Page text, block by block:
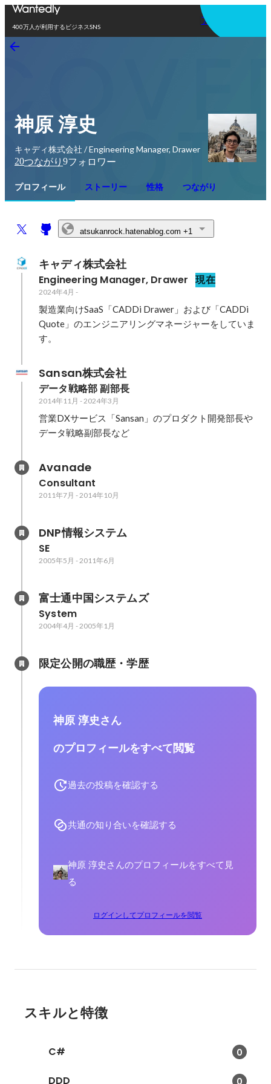
400万人が利用するビジネスSNS
アプリを使う
神原 淳史
キャディ株式会社 / Engineering Manager, Drawer
20つながり 9フォロワー
プロフィール ストーリー 性格 つながり
atsukanrock.hatenablog.com +1
キャディ株式会社
Engineering Manager, Drawer 現在
2024年4月 -
製造業向けSaaS「CADDi Drawer」および「CADDi
Quote」のエンジニアリングマネージャーをしていま
す。
Sansan株式会社
データ戦略部 副部長
2014年11月 -2024年3月
営業DXサービス「Sansan」のプロダクト開発部長や
データ戦略副部長など
Avanade
Consultant
2011年7月 -2014年10月
DNP情報システム
SE
2005年5月 -2011年6月
富士通中国システムズ
System
2004年4月 -2005年1月
限定公開の職歴・学歴
神原 淳史さん
のプロフィールをすべて閲覧
過去の投稿を確認する
共通の知り合いを確認する
神原 淳史さんのプロフィールをすべて見
る
ログインしてプロフィールを閲覧
スキルと特徴
C# 0
DDD 0